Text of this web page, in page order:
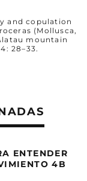
and copulation
(Mollusca,
mountain
28–33.
ENTENDER
4B